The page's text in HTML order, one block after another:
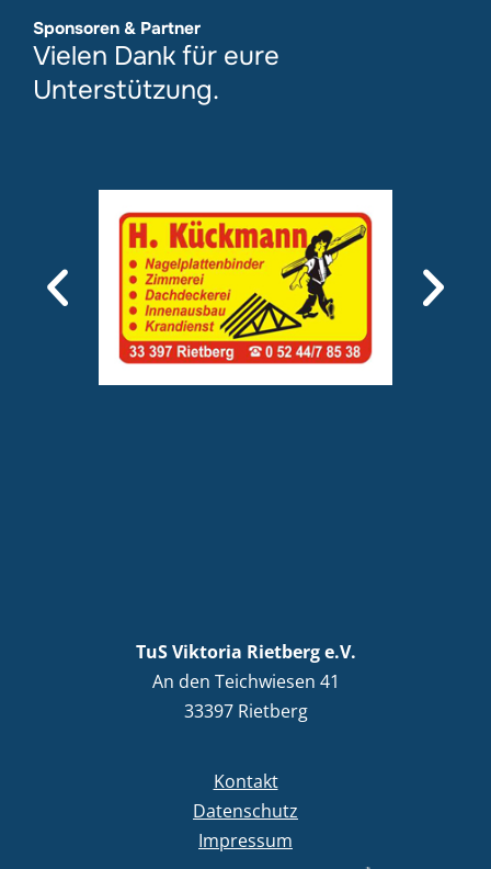
Sponsoren & Partner
Vielen Dank für eure
Unterstützung.
TuS Viktoria Rietberg e.V.
An den Teichwiesen 41
33397 Rietberg
Kontakt
Datenschutz
Impressum